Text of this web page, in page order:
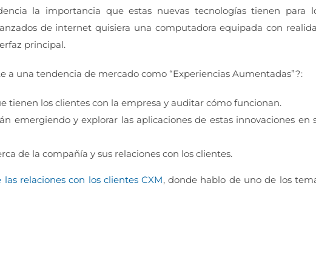
la importancia que estas nuevas tecnologías tienen para
de internet quisiera una computadora equipada con
principal.
a una tendencia de mercado como “Experiencias Aumentadas”?:
tienen los clientes con la empresa y auditar cómo funcionan.
emergiendo y explorar las aplicaciones de estas innovaciones en
de la compañía y sus relaciones con los clientes.
las relaciones con los clientes CXM, donde hablo de uno de los